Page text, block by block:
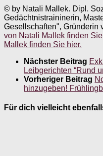
© by Natali Mallek. Dipl.
Gedächtnistraininerin,
Gesellschaften", Gründerin
von Natali Mallek finden Sie
Mallek finden Sie hier.
Nächster Beitrag
Leibgerichten “Rund
Vorheriger Beitrag
hinzugeben!
Für dich vielleicht